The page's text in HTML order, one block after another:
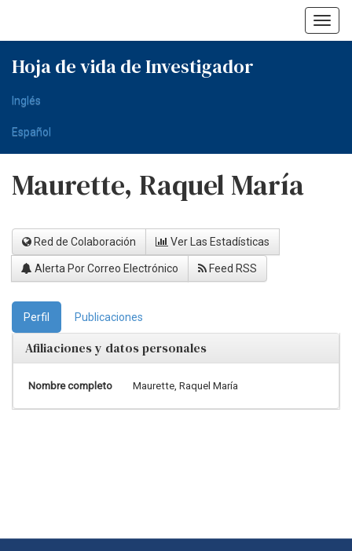
Hoja de vida de Investigador
Inglés
Español
Maurette, Raquel María
Red de Colaboración Ver Las Estadísticas
Alerta Por Correo Electrónico Feed RSS
Perfil Publicaciones
Afiliaciones y datos personales
Nombre completo Maurette, Raquel María